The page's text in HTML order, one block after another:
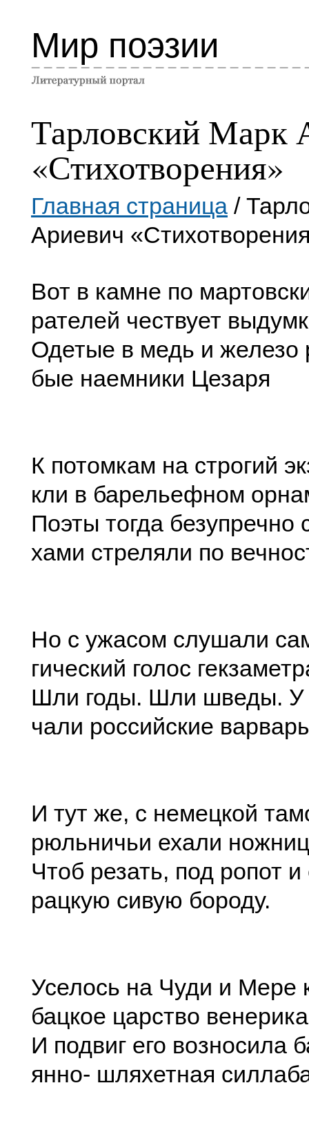
Мир поэзии
Тарловский Марк
«Стихотворения»
Главная страница /
Ариевич
Вот в камне по
рателей чествует
Одетые в медь и железо
бые наемники Цезаря
К потомкам на строгий
кли в барельефном
Поэты тогда безупречно
хами стреляли по
Но с ужасом слушали
гический голос
Шли годы. Шли шведы.
чали российские
И тут же, с немецкой
рюльничьи ехали
Чтоб резать, под ропот
рацкую сивую бороду.
Уселось на Чуди и Мере
бацкое царство
И подвиг его возносила
янно- шляхетная